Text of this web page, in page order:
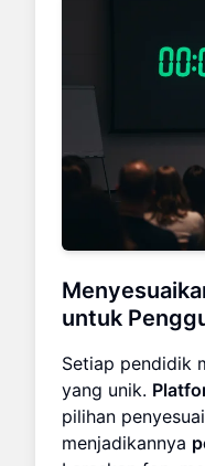
untuk
Setiap pendidik
yang unik.
pilihan
menjadikannya